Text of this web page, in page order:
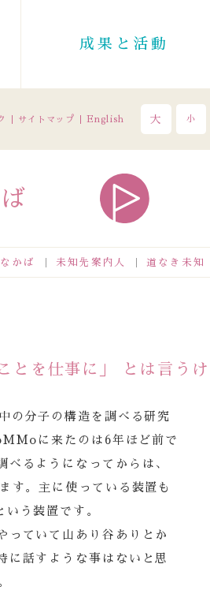
成果と活動
サイトマップ English 大 小
かば 未知先案内人 道なき未知
とを仕事に」 とは言うけ
の分子の構造を調べる研究
に来たのは6年ほど前で
べるようになってからは、
す。主に使っている装置も
う装置です。
っていて山あり谷ありとか
に話すような事はないと思
（一部8/10～））